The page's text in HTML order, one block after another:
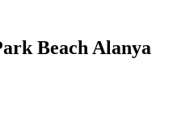
Beach Alanya